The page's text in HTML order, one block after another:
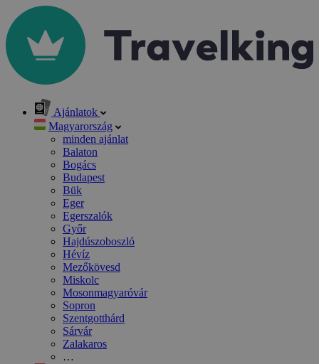
Ajánlatok
Magyarország
minden ajánlat
Balaton
Bogács
Budapest
Bük
Eger
Egerszalók
Győr
Hajdúszoboszló
Hévíz
Mezőkövesd
Miskolc
Mosonmagyaróvár
Sopron
Szentgotthárd
Sárvár
Zalakaros
…